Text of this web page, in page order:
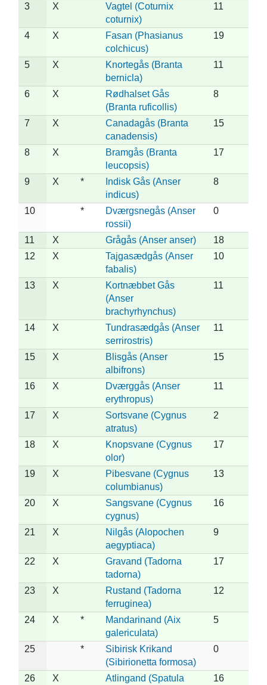
3 X
Vagtel (Coturnix
coturnix)
11
4 X
Fasan (Phasianus
colchicus)
19
5 X
Knortegås (Branta
bernicla)
11
6 X
Rødhalset Gås
(Branta ruficollis)
8
7 X
Canadagås (Branta
canadensis)
15
8 X
Bramgås (Branta
leucopsis)
17
9 X *
Indisk Gås (Anser
indicus)
8
10 *
Dværgsnegås (Anser
rossii)
0
11 X Grågås (Anser anser)
18
12
X
Tajgasædgås (Anser
fabalis)
10
13 X
Kortnæbbet Gås
(Anser
brachyrhynchus)
11
14 X
Tundrasædgås (Anser
serrirostris)
11
15 X
Blisgås (Anser
albifrons)
15
16 X
Dværggås (Anser
erythropus)
11
17 X
Sortsvane (Cygnus
atratus)
2
18 X
Knopsvane (Cygnus
olor)
17
19 X
Pibesvane (Cygnus
columbianus)
13
20 X
Sangsvane (Cygnus
cygnus)
16
21 X
Nilgås (Alopochen
aegyptiaca)
9
22 X
Gravand (Tadorna
tadorna)
17
23 X
Rustand (Tadorna
ferruginea)
12
24 X *
Mandarinand (Aix
galericulata)
5
25 *
Sibirisk Krikand
(Sibirionetta formosa)
0
26 X
Atlingand (Spatula
16